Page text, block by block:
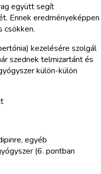
együtt segít
Ennek eredményeképpen
csökken.
kezelésére szolgál
szednek telmizartánt és
külön-külön
egyéb
(6. pontban